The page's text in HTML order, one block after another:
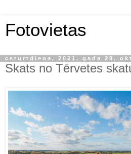
Fotovietas
ceturtdiena, 2021. gada 28.
Skats no Tērvetes